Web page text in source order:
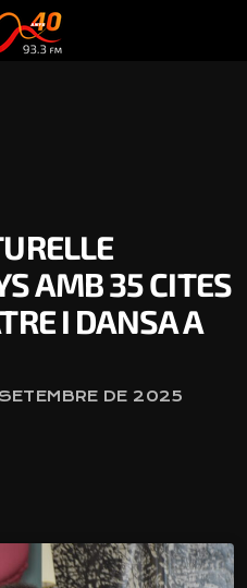
AMB 35 CITES
I DANSA A
DE 2025